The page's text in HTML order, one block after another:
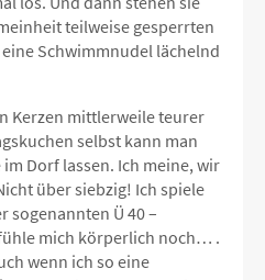
teilweise gesperrten
Schwimmnudel lächelnd
Kerzen mittlerweile teurer
selbst kann man
Dorf lassen. Ich meine, wir
über siebzig! Ich spiele
sogenannten Ü 40 –
mich körperlich noch… .
wenn ich so eine